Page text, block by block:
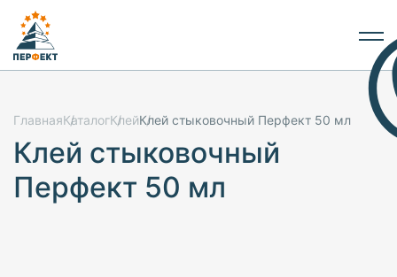
ГлавнаяКаталогКлейКлей стыковочный Перфект 50 мл
Клей стыковочный
Перфект 50 мл